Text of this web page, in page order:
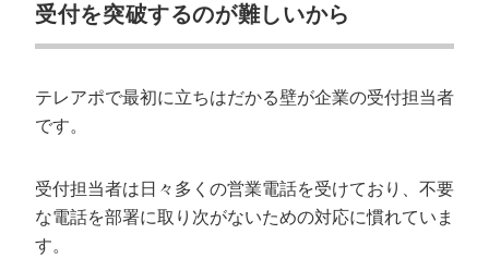
受付を突破するのが難しいから
テレアポで最初に立ちはだかる壁が企業の受付担当者
です。
受付担当者は日々多くの営業電話を受けており、不要
な電話を部署に取り次がないための対応に慣れていま
す。